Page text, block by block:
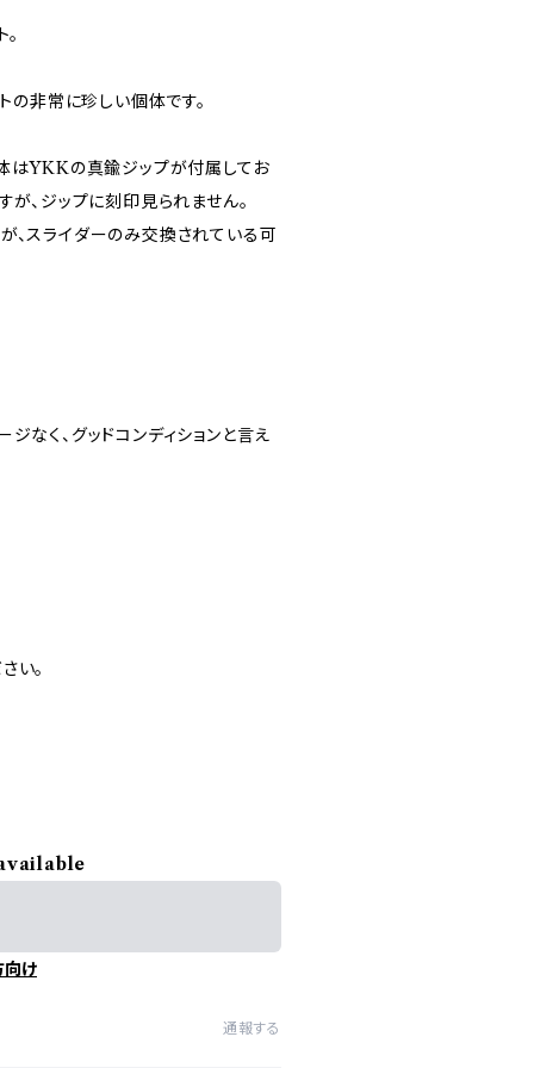
非常に珍しい個体です。
はYKKの真鍮ジップが付属してお
、ジップに刻印見られません。
、スライダーのみ交換されている可
なく、グッドコンディションと言え
い。
向け
通報する